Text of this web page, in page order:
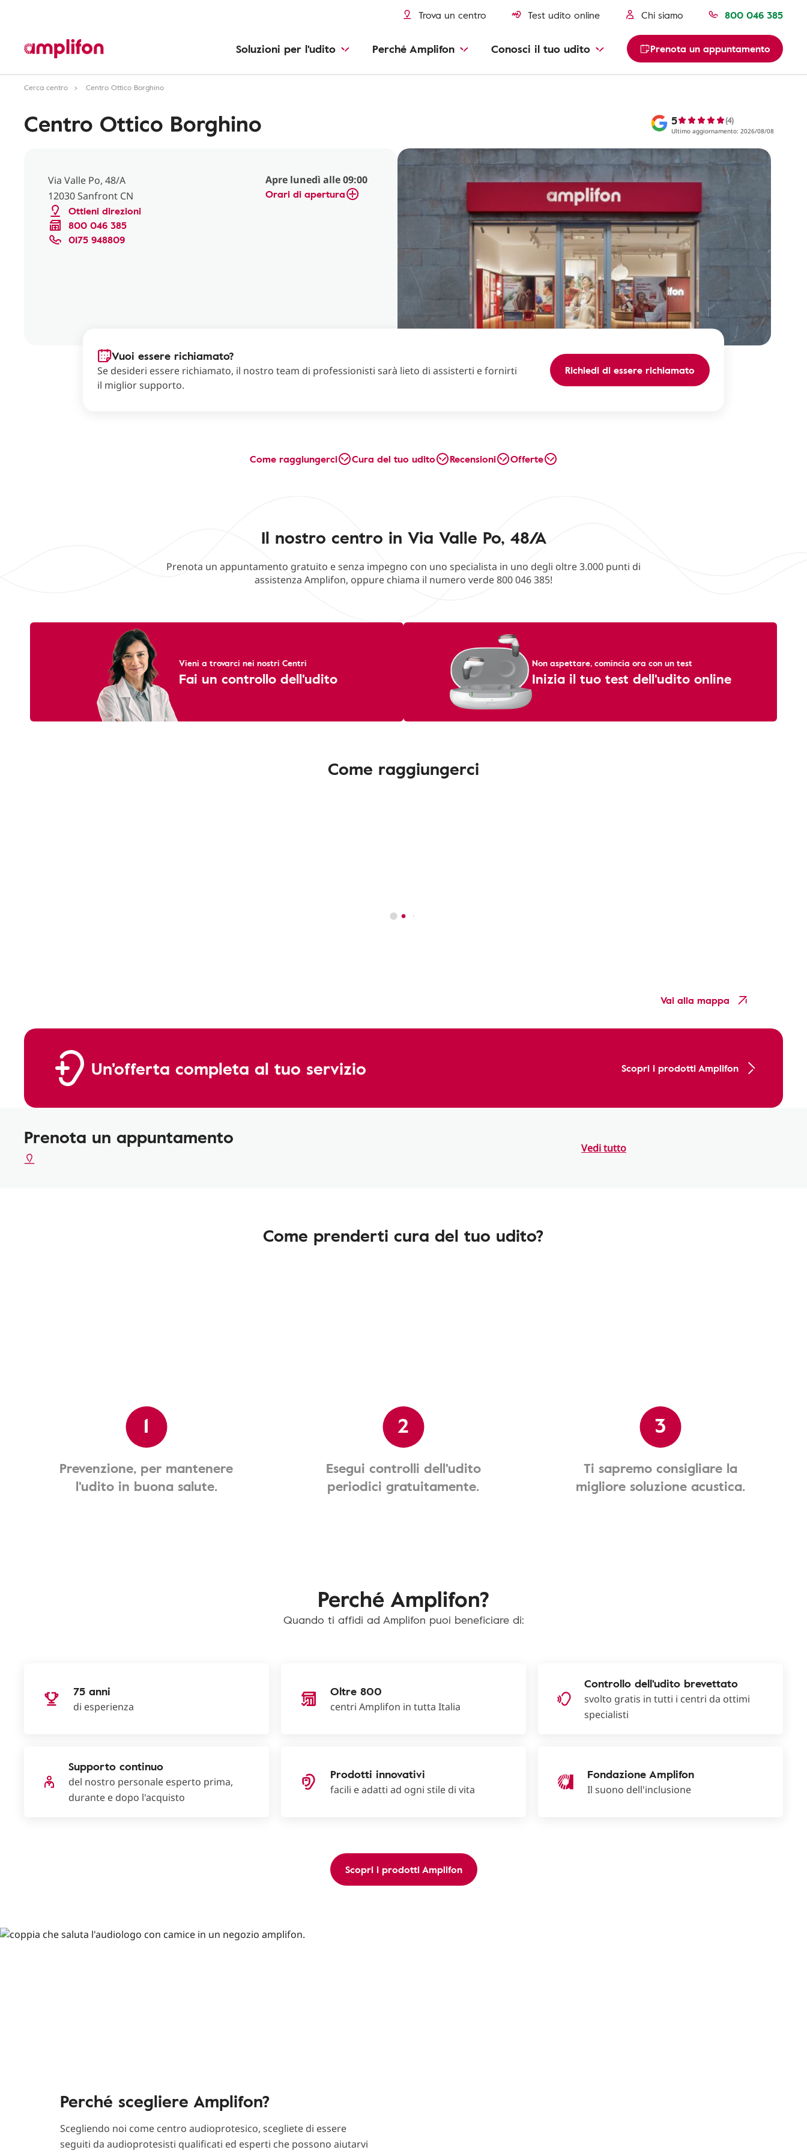
Trova un centro Test udito online Chi siamo 800 046 385
Soluzioni per l'udito Perché Amplifon Conosci il tuo udito Prenota un appuntamento
Cerca centro Centro Ottico Borghino
Centro Ottico Borghino 5 (4)
Ultimo aggiornamento: 2026/08/08
Via Valle Po, 48/A
12030 Sanfront CN
Ottieni direzioni
800 046 385
0175 948809
Apre lunedì alle 09:00
Orari di apertura
Vuoi essere richiamato?
Se desideri essere richiamato, il nostro team di professionisti sarà lieto di assisterti e fornirti
il miglior supporto.
Richiedi di essere richiamato
Come raggiungerci Cura del tuo udito Recensioni Offerte
Il nostro centro in Via Valle Po, 48/A
Prenota un appuntamento gratuito e senza impegno con uno specialista in uno degli oltre 3.000 punti di
assistenza Amplifon, oppure chiama il numero verde 800 046 385!
Vieni a trovarci nei nostri Centri
Fai un controllo dell'udito
Non aspettare, comincia ora con un test
Inizia il tuo test dell'udito online
Come raggiungerci
Vai alla mappa
Un'offerta completa al tuo servizio Scopri i prodotti Amplifon
Prenota un appuntamento Vedi tutto
Come prenderti cura del tuo udito?
1
Prevenzione, per mantenere
l'udito in buona salute.
2
Esegui controlli dell'udito
periodici gratuitamente.
3
Ti sapremo consigliare la
migliore soluzione acustica.
Perché Amplifon?
Quando ti affidi ad Amplifon puoi beneficiare di:
75 anni
di esperienza
Oltre 800
centri Amplifon in tutta Italia
Controllo dell'udito brevettato
svolto gratis in tutti i centri da ottimi
specialisti
Supporto continuo
del nostro personale esperto prima,
durante e dopo l'acquisto
Prodotti innovativi
facili e adatti ad ogni stile di vita
Fondazione Amplifon
Il suono dell'inclusione
Scopri i prodotti Amplifon
Perché scegliere Amplifon?
Scegliendo noi come centro audioprotesico, scegliete di essere
seguiti da audioprotesisti qualificati ed esperti che possono aiutarvi